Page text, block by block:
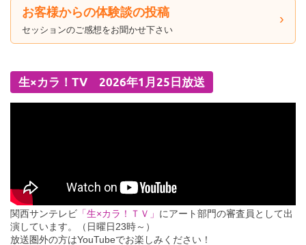
お客様からの体験談の投稿
セッションのご感想をお聞かせ下さい
生×カラ！TV 2026年1月25日放送
関西サンテレビ 「生×カラ！ＴＶ」 にアート部門の審査員として出
演しています。（日曜日23時～）
放送圏外の方はYouTubeでお楽しみください！